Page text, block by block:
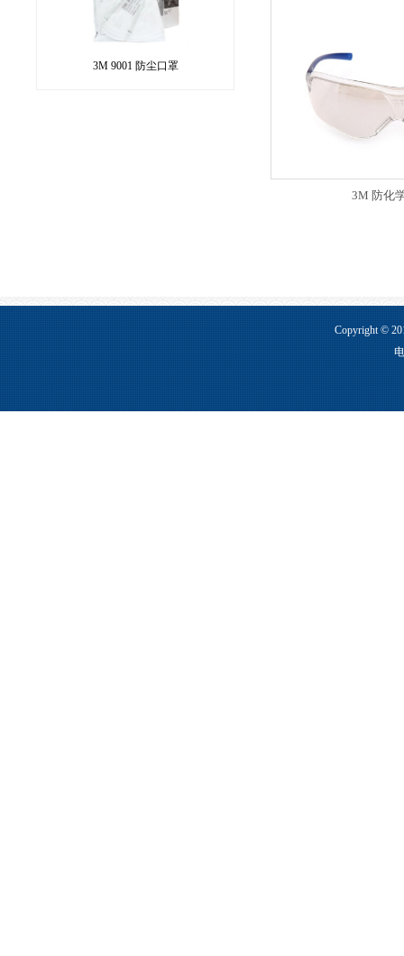
3M 9001 防尘口罩
3M 防化
Copyright ©